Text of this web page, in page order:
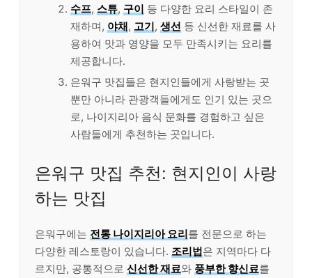
수프, 스튜, 구이 등 다양한 요리 스타일이 존
재하며, 야채, 고기, 생선 등 신선한 재료를 사
용하여 맛과 영양을 모두 만족시키는 요리를
제공합니다.
은워구 맛집들은 현지인들에게 사랑받는 곳
뿐만 아니라 관광객들에게도 인기 있는 곳으
로, 나이지리아 음식 문화를 경험하고 싶은
사람들에게 추천하는 곳입니다.
은워구 맛집 추천: 현지인이 사랑
하는 맛집
은워구에는 전통 나이지리아 요리를 전문으로 하는
다양한 레스토랑이 있습니다. 조리법은 지역마다 다
르지만, 공통적으로 신선한 재료와 풍부한 향신료를